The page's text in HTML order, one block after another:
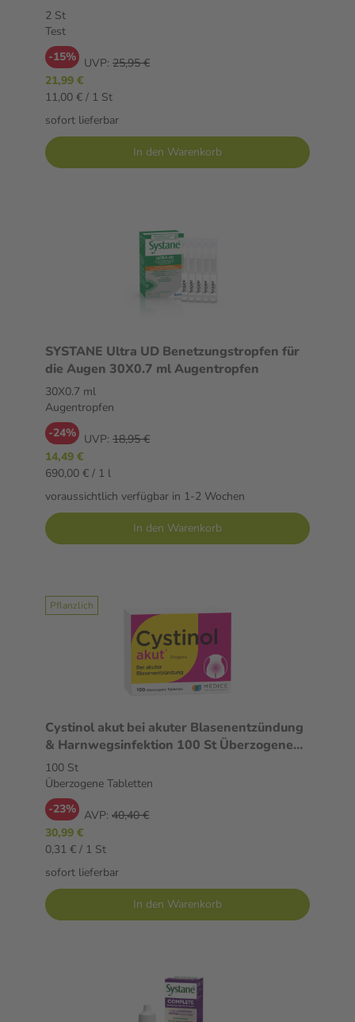
Test
2 St
Test
-15% UVP: 25,95 €
21,99 €
11,00 € / 1 St
sofort lieferbar
In den Warenkorb
SYSTANE Ultra UD Benetzungstropfen für
die Augen 30X0.7 ml Augentropfen
30X0.7 ml
Augentropfen
-24% UVP: 18,95 €
14,49 €
690,00 € / 1 l
voraussichtlich verfügbar in 1-2 Wochen
In den Warenkorb
Pflanzlich
Cystinol akut bei akuter Blasenentzündung
& Harnwegsinfektion 100 St Überzogene
Tabletten
100 St
Überzogene Tabletten
-23% AVP: 40,40 €
30,99 €
0,31 € / 1 St
sofort lieferbar
In den Warenkorb